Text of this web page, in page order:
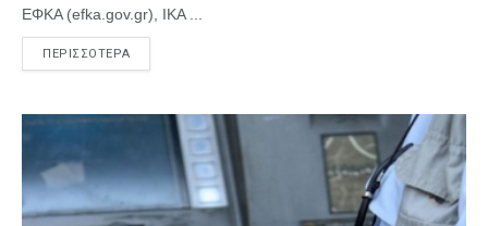
ΕΦΚΑ (efka.gov.gr), ΙΚΑ ...
ΠΕΡΙΣΣΟΤΕΡΑ